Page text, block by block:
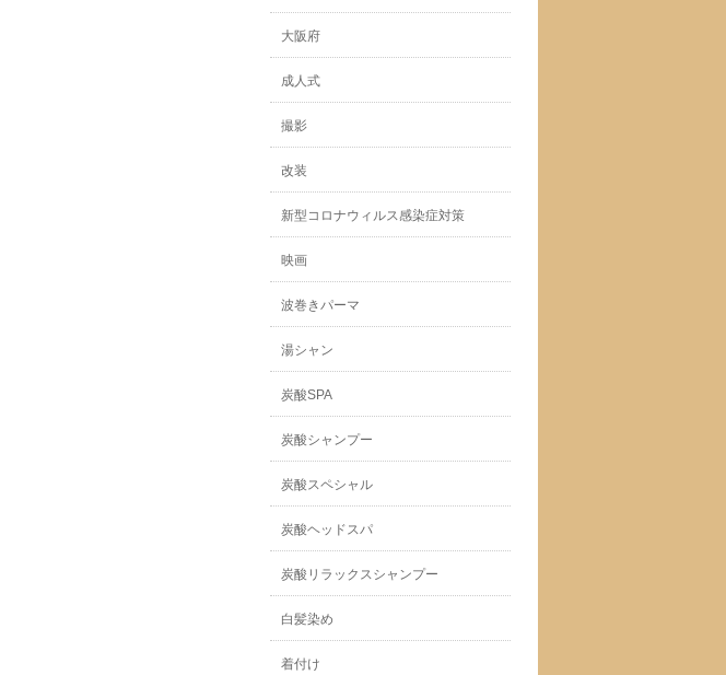
大阪府
成人式
撮影
改装
新型コロナウィルス感染症対策
映画
波巻きパーマ
湯シャン
炭酸SPA
炭酸シャンプー
炭酸スペシャル
炭酸ヘッドスパ
炭酸リラックスシャンプー
白髪染め
着付け